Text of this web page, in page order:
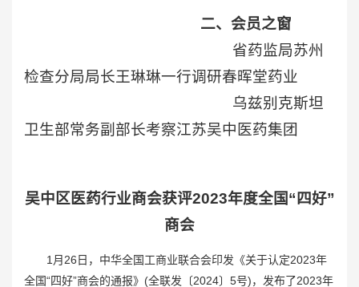
二、会员之窗
省药监局苏州
检查分局局长王琳琳一行调研春晖堂药业
乌兹别克斯坦
卫生部常务副部长考察江苏吴中医药集团
吴中区医药行业商会获评2023年度全国“四好”
商会
1月26日，中华全国工商业联合会印发《关于认定2023年
全国“四好”商会的通报》(全联发〔2024〕5号)，发布了2023年